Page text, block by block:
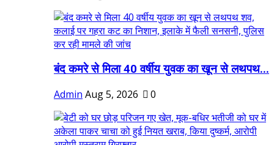
बंद कमरे से मिला 40 वर्षीय युवक का खून से लथपथ...
Admin Aug 5, 2026 0